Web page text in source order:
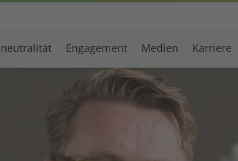
Engagement Medien Karriere